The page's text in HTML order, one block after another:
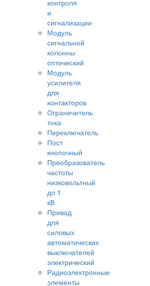
контроля
и
сигнализации
Модуль
сигнальной
колонны
оптический
Модуль
усилителя
для
контакторов
Ограничитель
тока
Переключатель
Пост
кнопочный
Преобразователь
частоты
низковольтный
до 1
кВ
Привод
для
силовых
автоматических
выключателей
электрический
Радиоэлектронные
элементы